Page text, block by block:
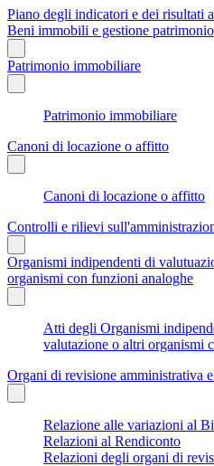
Piano degli indicatori e dei risultati
Beni immobili e gestione patrimonio
Patrimonio immobiliare
Patrimonio immobiliare
Canoni di locazione o affitto
Canoni di locazione o affitto
Controlli e rilievi
Organismi indipendenti di
organismi con funzioni analoghe
Atti degli Organismi
valutazione o altri organismi
Organi di revisione amministrativa
Relazione alle variazioni al
Relazioni al Rendiconto
Relazioni degli organi di